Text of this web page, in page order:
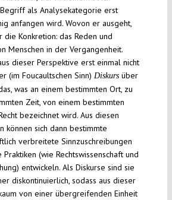
als Analysekategorie erst
anfangen wird. Wovon er ausgeht,
die Konkretion: das Reden und
Menschen in der Vergangenheit.
dieser Perspektive erst einmal nicht
(im Foucaultschen Sinn) Diskursüber
was an einem bestimmten Ort, zu
Zeit, von einem bestimmten
bezeichnet wird. Aus diesen
können sich dann bestimmte
verbreitete Sinnzuschreibungen
(wie Rechtswissenschaft und
entwickeln. Als Diskurse sind sie
diskontinuierlich, sodass aus dieser
von einer übergreifenden Einheit